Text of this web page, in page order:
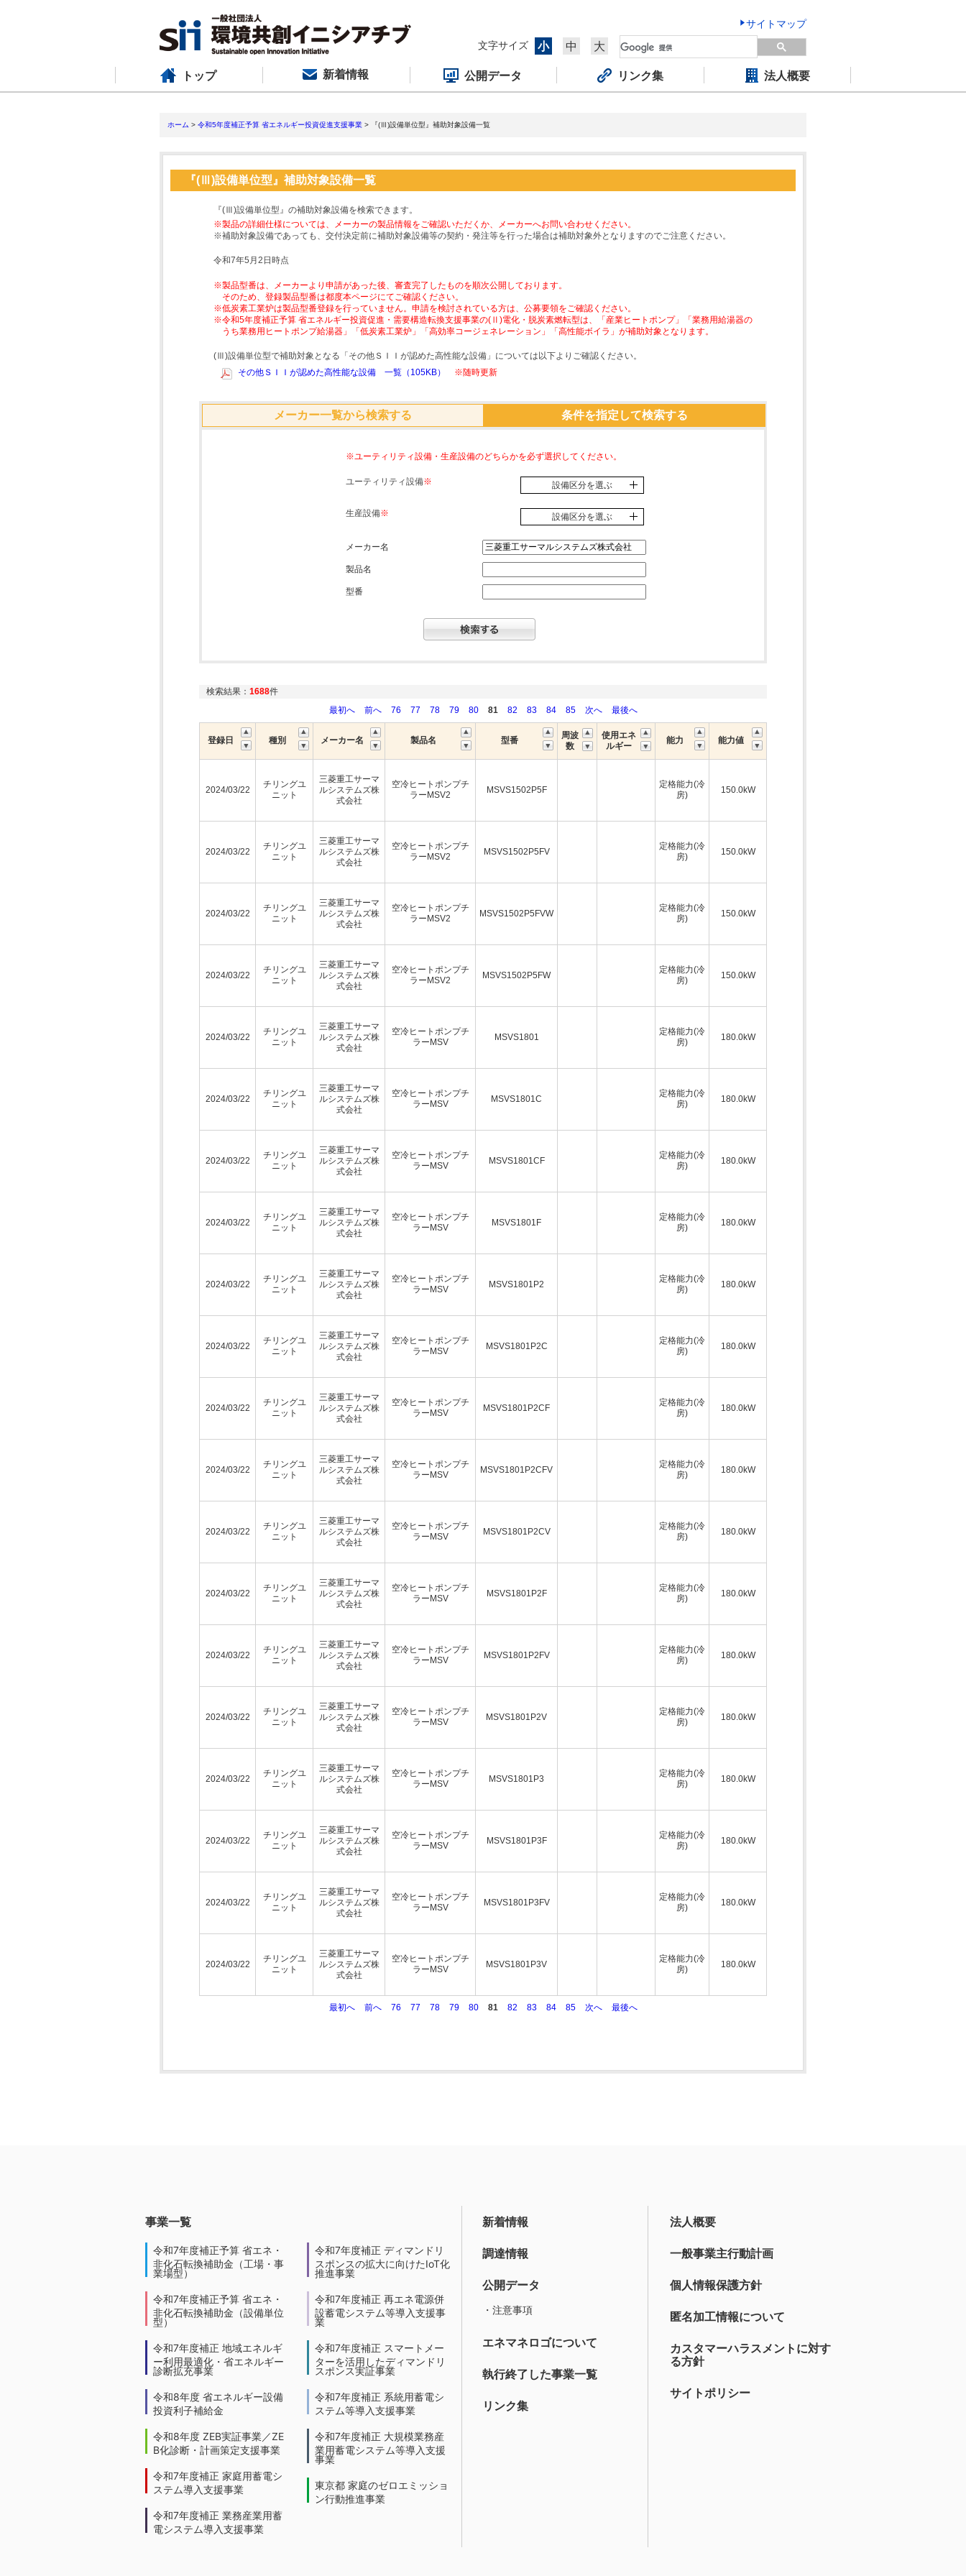
サイトマップ
文字サイズ
小 中 大
トップ 新着情報 公開データ リンク集 法人概要
ホーム > 令和5年度補正予算 省エネルギー投資促進支援事業 > 『(Ⅲ)設備単位型』補助対象設備一覧
『(Ⅲ)設備単位型』補助対象設備一覧
『(Ⅲ)設備単位型』の補助対象設備を検索できます。
※製品の詳細仕様については、メーカーの製品情報をご確認いただくか、メーカーへお問い合わせください。
※補助対象設備であっても、交付決定前に補助対象設備等の契約・発注等を行った場合は補助対象外となりますのでご注意ください。
令和7年5月2日時点
※製品型番は、メーカーより申請があった後、審査完了したものを順次公開しております。
そのため、登録製品型番は都度本ページにてご確認ください。
※低炭素工業炉は製品型番登録を行っていません。申請を検討されている方は、公募要領をご確認ください。
※令和5年度補正予算 省エネルギー投資促進・需要構造転換支援事業の(Ⅱ)電化・脱炭素燃転型は、「産業ヒートポンプ」「業務用給湯器の
うち業務用ヒートポンプ給湯器」「低炭素工業炉」「高効率コージェネレーション」「高性能ボイラ」が補助対象となります。
(Ⅲ)設備単位型で補助対象となる「その他ＳＩＩが認めた高性能な設備」については以下よりご確認ください。
その他ＳＩＩが認めた高性能な設備 一覧（105KB）
※随時更新
メーカー一覧から検索する 条件を指定して検索する
※ユーティリティ設備・生産設備のどちらかを必ず選択してください。
ユーティリティ設備※ 設備区分を選ぶ
生産設備※ 設備区分を選ぶ
メーカー名
製品名
型番
検索結果： 1688件
最初へ
前へ 76 77 78 79 80 81 82 83 84 85 次へ 最後へ
登録日 種別 メーカー名 製品名 型番
周波
数
使用エネ
ルギー
能力 能力値
2024/03/22
チリングユ
ニット
三菱重工サーマ
ルシステムズ株
式会社
空冷ヒートポンプチ
ラーMSV2
MSVS1502P5F
定格能力(冷
房)
150.0kW
2024/03/22
チリングユ
ニット
三菱重工サーマ
ルシステムズ株
式会社
空冷ヒートポンプチ
ラーMSV2
MSVS1502P5FV
定格能力(冷
房)
150.0kW
2024/03/22
チリングユ
ニット
三菱重工サーマ
ルシステムズ株
式会社
空冷ヒートポンプチ
ラーMSV2
MSVS1502P5FVW
定格能力(冷
房)
150.0kW
2024/03/22
チリングユ
ニット
三菱重工サーマ
ルシステムズ株
式会社
空冷ヒートポンプチ
ラーMSV2
MSVS1502P5FW
定格能力(冷
房)
150.0kW
2024/03/22
チリングユ
ニット
三菱重工サーマ
ルシステムズ株
式会社
空冷ヒートポンプチ
ラーMSV
MSVS1801
定格能力(冷
房)
180.0kW
2024/03/22
チリングユ
ニット
三菱重工サーマ
ルシステムズ株
式会社
空冷ヒートポンプチ
ラーMSV
MSVS1801C
定格能力(冷
房)
180.0kW
2024/03/22
チリングユ
ニット
三菱重工サーマ
ルシステムズ株
式会社
空冷ヒートポンプチ
ラーMSV
MSVS1801CF
定格能力(冷
房)
180.0kW
2024/03/22
チリングユ
ニット
三菱重工サーマ
ルシステムズ株
式会社
空冷ヒートポンプチ
ラーMSV
MSVS1801F
定格能力(冷
房)
180.0kW
2024/03/22
チリングユ
ニット
三菱重工サーマ
ルシステムズ株
式会社
空冷ヒートポンプチ
ラーMSV
MSVS1801P2
定格能力(冷
房)
180.0kW
2024/03/22
チリングユ
ニット
三菱重工サーマ
ルシステムズ株
式会社
空冷ヒートポンプチ
ラーMSV
MSVS1801P2C
定格能力(冷
房)
180.0kW
2024/03/22
チリングユ
ニット
三菱重工サーマ
ルシステムズ株
式会社
空冷ヒートポンプチ
ラーMSV
MSVS1801P2CF
定格能力(冷
房)
180.0kW
2024/03/22
チリングユ
ニット
三菱重工サーマ
ルシステムズ株
式会社
空冷ヒートポンプチ
ラーMSV
MSVS1801P2CFV
定格能力(冷
房)
180.0kW
2024/03/22
チリングユ
ニット
三菱重工サーマ
ルシステムズ株
式会社
空冷ヒートポンプチ
ラーMSV
MSVS1801P2CV
定格能力(冷
房)
180.0kW
2024/03/22
チリングユ
ニット
三菱重工サーマ
ルシステムズ株
式会社
空冷ヒートポンプチ
ラーMSV
MSVS1801P2F
定格能力(冷
房)
180.0kW
2024/03/22
チリングユ
ニット
三菱重工サーマ
ルシステムズ株
式会社
空冷ヒートポンプチ
ラーMSV
MSVS1801P2FV
定格能力(冷
房)
180.0kW
2024/03/22
チリングユ
ニット
三菱重工サーマ
ルシステムズ株
式会社
空冷ヒートポンプチ
ラーMSV
MSVS1801P2V
定格能力(冷
房)
180.0kW
2024/03/22
チリングユ
ニット
三菱重工サーマ
ルシステムズ株
式会社
空冷ヒートポンプチ
ラーMSV
MSVS1801P3
定格能力(冷
房)
180.0kW
2024/03/22
チリングユ
ニット
三菱重工サーマ
ルシステムズ株
式会社
空冷ヒートポンプチ
ラーMSV
MSVS1801P3F
定格能力(冷
房)
180.0kW
2024/03/22
チリングユ
ニット
三菱重工サーマ
ルシステムズ株
式会社
空冷ヒートポンプチ
ラーMSV
MSVS1801P3FV
定格能力(冷
房)
180.0kW
2024/03/22
チリングユ
ニット
三菱重工サーマ
ルシステムズ株
式会社
空冷ヒートポンプチ
ラーMSV
MSVS1801P3V
定格能力(冷
房)
180.0kW
最初へ 前へ 76 77 78 79 80 81 82 83 84 85 次へ 最後へ
事業一覧
令和7年度補正予算 省エネ・
非化石転換補助金（工場・事
業場型）
令和7年度補正予算 省エネ・
非化石転換補助金（設備単位
型）
令和7年度補正 地域エネルギ
ー利用最適化・省エネルギー
診断拡充事業
令和8年度 省エネルギー設備
投資利子補給金
令和8年度 ZEB実証事業／ZE
B化診断・計画策定支援事業
令和7年度補正 家庭用蓄電シ
ステム導入支援事業
令和7年度補正 業務産業用蓄
電システム導入支援事業
令和7年度補正 ディマンドリ
スポンスの拡大に向けたIoT化
推進事業
令和7年度補正 再エネ電源併
設蓄電システム等導入支援事
業
令和7年度補正 スマートメー
ターを活用したディマンドリ
スポンス実証事業
令和7年度補正 系統用蓄電シ
ステム等導入支援事業
令和7年度補正 大規模業務産
業用蓄電システム等導入支援
事業
東京都 家庭のゼロエミッショ
ン行動推進事業
新着情報
調達情報
公開データ
・注意事項
エネマネロゴについて
執行終了した事業一覧
リンク集
法人概要
一般事業主行動計画
個人情報保護方針
匿名加工情報について
カスタマーハラスメントに対す
る方針
サイトポリシー